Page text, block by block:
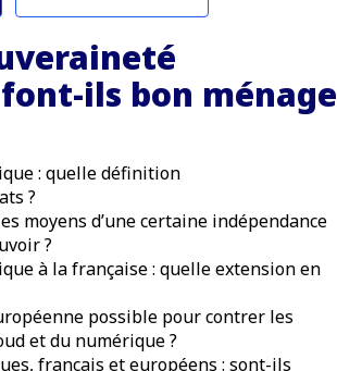
ils bon ménage
: quelle définition
?
moyens d’une certaine indépendance
?
à la française : quelle extension en
possible pour contrer les
et du numérique ?
français et européens : sont-ils